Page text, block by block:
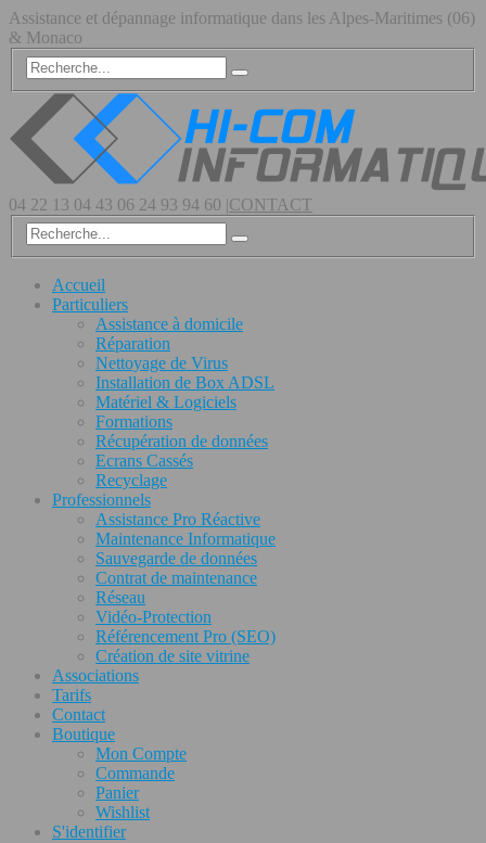
Assistance et dépannage informatique dans les Alpes-Maritimes (06)
& Monaco
04 22 13 04 43 06 24 93 94 60 |CONTACT
Accueil
Particuliers
Assistance à domicile
Réparation
Nettoyage de Virus
Installation de Box ADSL
Matériel & Logiciels
Formations
Récupération de données
Ecrans Cassés
Recyclage
Professionnels
Assistance Pro Réactive
Maintenance Informatique
Sauvegarde de données
Contrat de maintenance
Réseau
Vidéo-Protection
Référencement Pro (SEO)
Création de site vitrine
Associations
Tarifs
Contact
Boutique
Mon Compte
Commande
Panier
Wishlist
S'identifier